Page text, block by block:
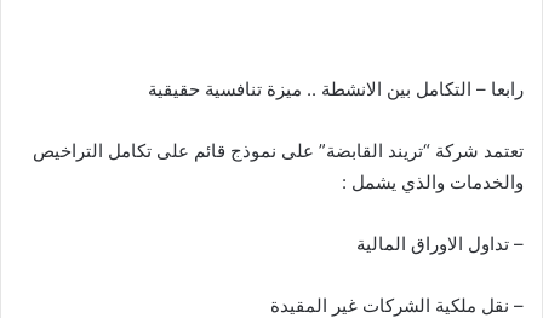
رابعا – التكامل بين الانشطة .. ميزة تنافسية حقيقية
تعتمد شركة “تريند القابضة” على نموذج قائم على تكامل التراخيص
والخدمات والذي يشمل :
– تداول الاوراق المالية
– نقل ملكية الشركات غير المقيدة